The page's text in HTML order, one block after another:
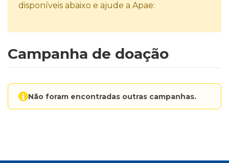
disponíveis abaixo e ajude a Apae:
Campanha de doação
Não foram encontradas outras campanhas.